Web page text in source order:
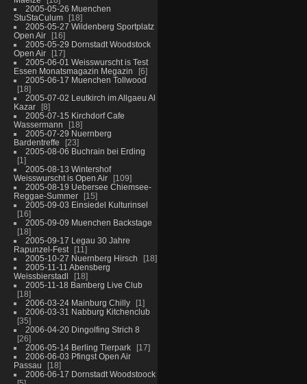
2005-05-26 Muenchen
StuStaCulum
18
2005-05-27 Wildenberg Sportplatz
Open Air
16
2005-05-29 Dornstadt Woodstock
Open Air
17
2005-06-01 Weisswurscht is Test
Essen Monatsmagazin Megazin
6
2005-06-17 Muenchen Tollwood
18
2005-07-02 Leutkirch im Allgaeu Al
Kazar
8
2005-07-15 Kirchdorf Cafe
Wassermann
18
2005-07-29 Nuernberg
Bardentreffe
23
2005-08-06 Buchrain bei Erding
1
2005-08-13 Wintershof
Weisswurscht is Open Air
109
2005-08-19 Uebersee Chiemsee-
Reggae-Summer
15
2005-09-03 Einsiedel Kulturinsel
16
2005-09-09 Muenchen Backstage
18
2005-09-17 Legau 30 Jahre
Rapunzel-Fest
11
2005-10-27 Nuernberg Hirsch
18
2005-11-11 Abensberg
Weissbierstadl
18
2005-11-18 Bamberg Live Club
18
2006-03-24 Mainburg Chilly
1
2006-03-31 Nabburg Kitchenclub
35
2006-04-20 Dingolfing Strich 8
26
2006-05-14 Berling Tierpark
17
2006-06-03 Pfingst Open Air
Passau
18
2006-06-17 Dornstadt Woodstoock